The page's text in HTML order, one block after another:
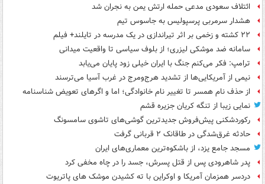
ائتلاف سعودی مدعی حمله ارتش یمن به نجران شد
هشدار سرمربی پرسپولیس به جاسوس تیم
۲۲ کشته و زخمی بر اثر تیراندازی در یک مدرسه در تایلند+ فیلم
سامانه ضد موشکی لیزری؛ از بلوف سیاسی تا واقعیت میدانی
ترامپ: فکر می‌کنم جنگ با ایران خیلی زود پایان می‌یابد
نیمی از آمریکایی‌ها از تشدید هرج‌ومرج در غرب آسیا می‌ترسند
از حذف نام همسر تا تغییر نام خانوادگی؛ اما و اگرهای تعویض شناسنامه
نمایی زیبا از تنگه کریان جزیره قشم
رکوردشکنی پیش‌فروش جدیدترین گوشی‌های تاشوی سامسونگ
حادثه غرق‌شدگی در طاقانک ۲ قربانی گرفت
مسجد جامع یزد، از باشکوه‌ترین معماری‌های ایران
پدر شاهرودی پس از قتل پسرش، جسد را در چاه مخفی کرد
دردسر همزمان آمریکا و اوکراین با ته کشیدن موشک های پاتریوت